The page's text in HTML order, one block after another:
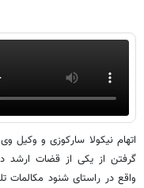
اتهام نیکولا سارکوزی و وکیل
گرفتن از یکی از قضات ارشد
واقع در راستای شنود